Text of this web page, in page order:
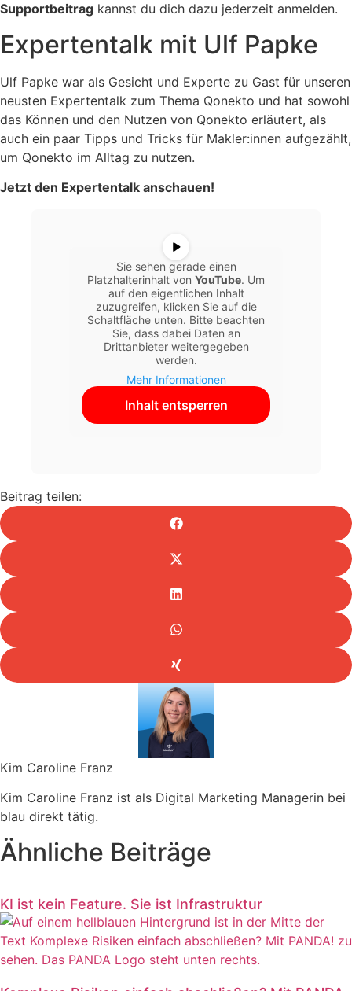
Supportbeitrag kannst du dich dazu jederzeit anmelden.
Expertentalk mit Ulf Papke
Ulf Papke war als Gesicht und Experte zu Gast für unseren
neusten Expertentalk zum Thema Qonekto und hat sowohl
das Können und den Nutzen von Qonekto erläutert, als
auch ein paar Tipps und Tricks für Makler:innen aufgezählt,
um Qonekto im Alltag zu nutzen.
Jetzt den Expertentalk anschauen!
Sie sehen gerade einen
Platzhalterinhalt von YouTube. Um
auf den eigentlichen Inhalt
zuzugreifen, klicken Sie auf die
Schaltfläche unten. Bitte beachten
Sie, dass dabei Daten an
Drittanbieter weitergegeben
werden.
Mehr Informationen
Inhalt entsperren
Beitrag teilen:
Kim Caroline Franz
Kim Caroline Franz ist als Digital Marketing Managerin bei
blau direkt tätig.
Ähnliche Beiträge
KI ist kein Feature. Sie ist Infrastruktur